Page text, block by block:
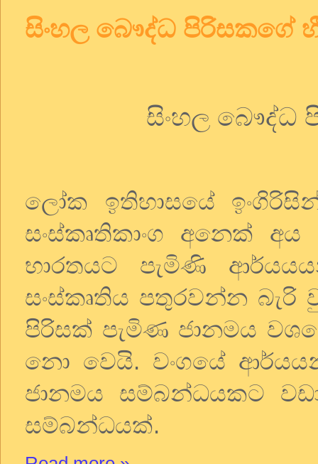
සිංහල බෞද්ධ පිරිසකගේ
සිංහල බෞද්ධ
ලෝක ඉතිහාසයේ
සංස්කෘතිකාංග
අනෙක් අය
භාරතයට
පැමිණි
සංස්කෘතිය පතුරවන්න බැරි
පිරිසක් පැමිණ ජානමය
නො වෙයි. වංගයේ
ජානමය
සම්බන්ධයකට
සම්බන්ධයක්.